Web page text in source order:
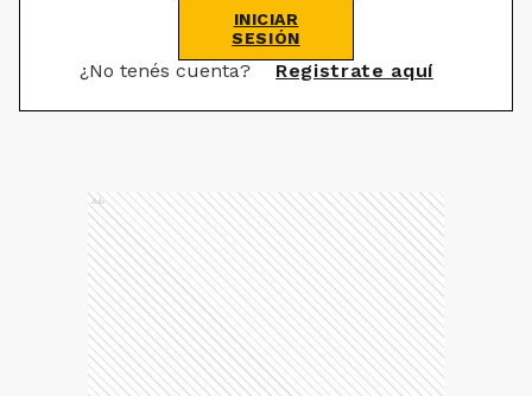
INICIAR
SESIÓN
¿No tenés cuenta? Registrate aquí
Ads